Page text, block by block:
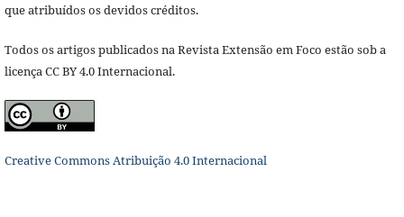
que atribuídos os devidos créditos.
Todos os artigos publicados na Revista Extensão em Foco estão sob a
licença CC BY 4.0 Internacional.
Creative Commons Atribuição 4.0 Internacional